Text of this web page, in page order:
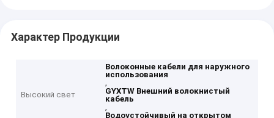
Характер Продукции
Высокий свет
Волоконные кабели для наружного
использования
,
GYXTW Внешний волокнистый
кабель
,
Водоустойчивый на открытом